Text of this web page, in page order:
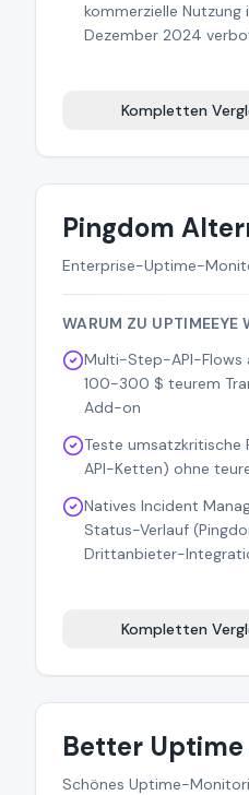
kommerzielle Nutzung
Dezember 2024
Kompletten
Pingdom
Enterprise-Uptime-
WARUM ZU UPTIMEEYE
Multi-Step-API-
100-300 $ teurem
Add-on
Teste umsatzkritische
API-Ketten) ohne
Natives Incident
Status-Verlauf
Drittanbieter-
Kompletten
Better
Schönes Uptime-